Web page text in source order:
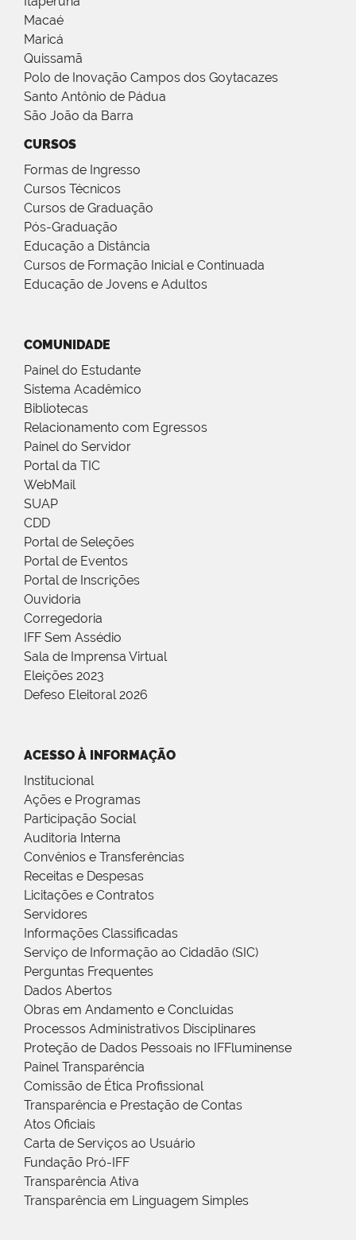
Macaé
Maricá
Quissamã
Polo de Inovação Campos dos Goytacazes
Santo Antônio de Pádua
São João da Barra
CURSOS
Formas de Ingresso
Cursos Técnicos
Cursos de Graduação
Pós-Graduação
Educação a Distância
Cursos de Formação Inicial e Continuada
Educação de Jovens e Adultos
COMUNIDADE
Painel do Estudante
Sistema Acadêmico
Bibliotecas
Relacionamento com Egressos
Painel do Servidor
Portal da TIC
WebMail
SUAP
CDD
Portal de Seleções
Portal de Eventos
Portal de Inscrições
Ouvidoria
Corregedoria
IFF Sem Assédio
Sala de Imprensa Virtual
Eleições 2023
Defeso Eleitoral 2026
ACESSO À INFORMAÇÃO
Institucional
Ações e Programas
Participação Social
Auditoria Interna
Convênios e Transferências
Receitas e Despesas
Licitações e Contratos
Servidores
Informações Classificadas
Serviço de Informação ao Cidadão (SIC)
Perguntas Frequentes
Dados Abertos
Obras em Andamento e Concluídas
Processos Administrativos Disciplinares
Proteção de Dados Pessoais no IFFluminense
Painel Transparência
Comissão de Ética Profissional
Transparência e Prestação de Contas
Atos Oficiais
Carta de Serviços ao Usuário
Fundação Pró-IFF
Transparência Ativa
Transparência em Linguagem Simples